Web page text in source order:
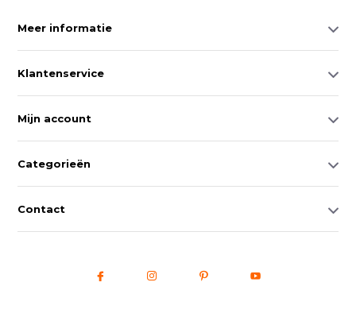
Meer informatie
Klantenservice
Mijn account
Categorieën
Contact